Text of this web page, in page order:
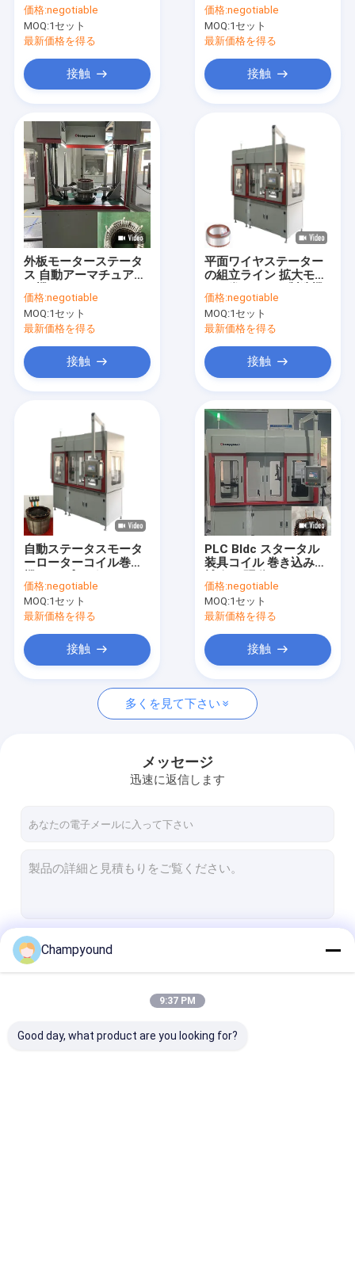
製品
ビデオ
企業情報
会社案内
お問い合わせ
ニュース
ヘアピン巻き機
塗料を剥がす機械
スタータルプレッシングマシン
スターターの拡張装置
ステータス回転機
ステータス切断機
スターターの挿入装置
自動スタータ生産ライン
価格:negotiable
MOQ:1セット
最新価格を得る
接触
グマシン 単体ステータ
価格:negotiable
MOQ:1セット
最新価格を得る
接触
外板モーターステータ
ス 自動アーマチュア巻
価格:negotiable
MOQ:1セット
最新価格を得る
接触
平面ワイヤステーター
の組立ライン 拡大モー
械OEM
価格:negotiable
MOQ:1セット
最新価格を得る
接触
自動ステータスモータ
ーローターコイル巻き
価格:negotiable
MOQ:1セット
最新価格を得る
接触
PLC Bldc スタータル
装具コイル 巻き込み機
価格:negotiable
MOQ:1セット
最新価格を得る
接触
多くを見て下さい
メッセージ
迅速に返信します
Champyound
9:37 PM
Good day, what product are you looking for?